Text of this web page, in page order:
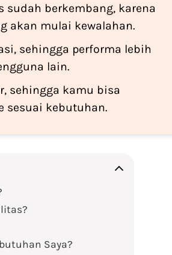
sudah berkembang, karena
akan mulai kewalahan.
sehingga performa lebih
lain.
sehingga kamu bisa
sesuai kebutuhan.
Saya?